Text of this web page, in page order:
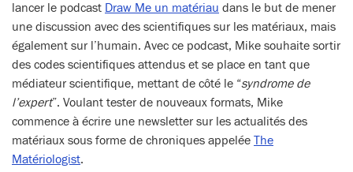
lancer le podcast Draw Me un matériau dans le but de mener
une discussion avec des scientifiques sur les matériaux, mais
également sur l’humain. Avec ce podcast, Mike souhaite sortir
des codes scientifiques attendus et se place en tant que
médiateur scientifique, mettant de côté le “syndrome de
l’expert”. Voulant tester de nouveaux formats, Mike
commence à écrire une newsletter sur les actualités des
matériaux sous forme de chroniques appelée The
Matériologist.